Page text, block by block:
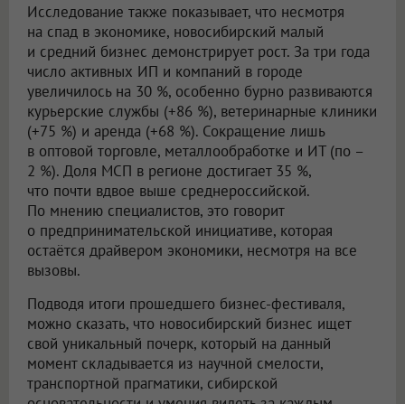
Исследование также показывает, что несмотря
на спад в экономике, новосибирский малый
и средний бизнес демонстрирует рост. За три года
число активных ИП и компаний в городе
увеличилось на 30 %, особенно бурно развиваются
курьерские службы (+86 %), ветеринарные клиники
(+75 %) и аренда (+68 %). Сокращение лишь
в оптовой торговле, металлообработке и ИТ (по –
2 %). Доля МСП в регионе достигает 35 %,
что почти вдвое выше среднероссийской.
По мнению специалистов, это говорит
о предпринимательской инициативе, которая
остаётся драйвером экономики, несмотря на все
вызовы.
Подводя итоги прошедшего бизнес-фестиваля,
можно сказать, что новосибирский бизнес ищет
свой уникальный почерк, который на данный
момент складывается из научной смелости,
транспортной прагматики, сибирской